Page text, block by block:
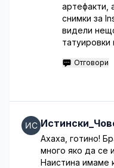
артефакти,
снимки за
видели
татуировки
Отговори
Ахаха, готино!
много яко да се
Наистина имаме